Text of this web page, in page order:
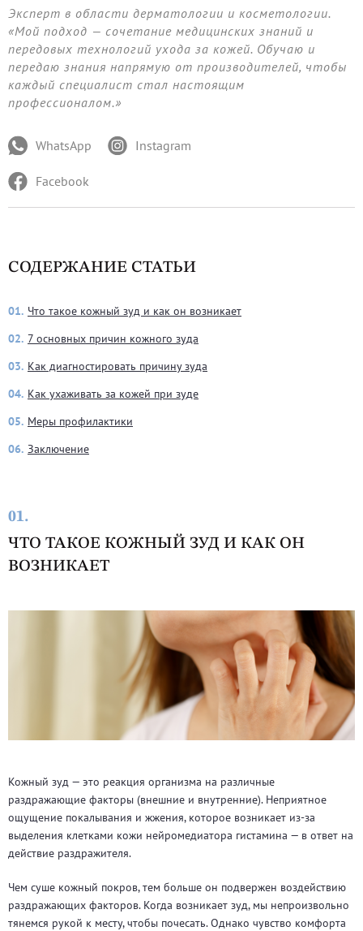
Эксперт в области дерматологии и косметологии.
«Мой подход — сочетание медицинских знаний и
передовых технологий ухода за кожей. Обучаю и
передаю знания напрямую от производителей, чтобы
каждый специалист стал настоящим
профессионалом.»
WhatsApp Instagram
Facebook
СОДЕРЖАНИЕ СТАТЬИ
01. Что такое кожный зуд и как он возникает
02. 7 основных причин кожного зуда
03. Как диагностировать причину зуда
04. Как ухаживать за кожей при зуде
05. Меры профилактики
06. Заключение
01.
ЧТО ТАКОЕ КОЖНЫЙ ЗУД И КАК ОН
ВОЗНИКАЕТ
Кожный зуд — это реакция организма на различные
раздражающие факторы (внешние и внутренние). Неприятное
ощущение покалывания и жжения, которое возникает из-за
выделения клетками кожи нейромедиатора гистамина — в ответ на
действие раздражителя.
Чем суше кожный покров, тем больше он подвержен воздействию
раздражающих факторов. Когда возникает зуд, мы непроизвольно
тянемся рукой к месту, чтобы почесать. Однако чувство комфорта